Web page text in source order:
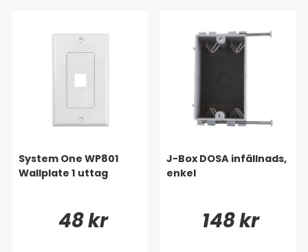
System One WP801
Wallplate 1 uttag
48 kr
J-Box DOSA infällnads,
enkel
148 kr